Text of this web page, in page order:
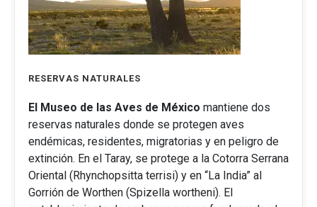
RESERVAS NATURALES
El Museo de las Aves de México mantiene dos
reservas naturales donde se protegen aves
endémicas, residentes, migratorias y en peligro de
extinción. En el Taray, se protege a la Cotorra Serrana
Oriental (Rhynchopsitta terrisi) y en “La India” al
Gorrión de Worthen (Spizella wortheni). El